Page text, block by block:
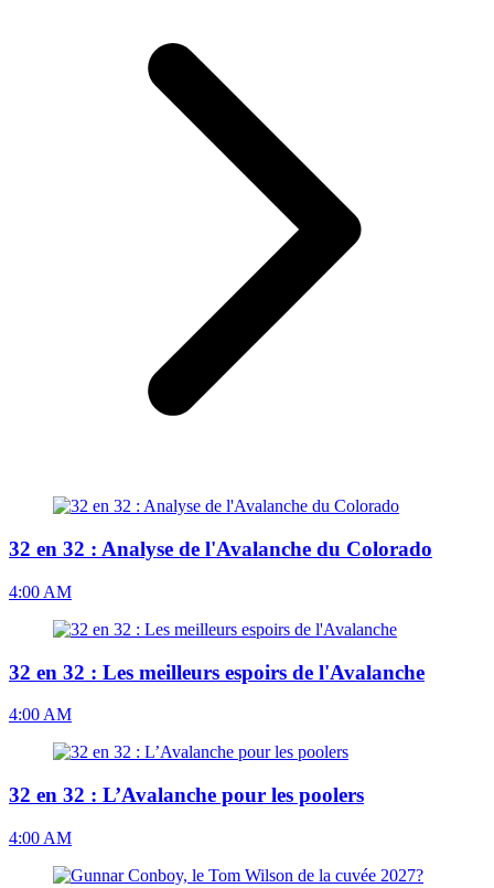
32 en 32 : Analyse de l'Avalanche du Colorado
4:00 AM
32 en 32 : Les meilleurs espoirs de l'Avalanche
4:00 AM
32 en 32 : L’Avalanche pour les poolers
4:00 AM